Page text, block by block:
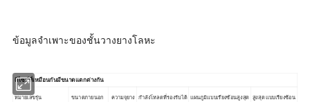
ข้อมูลจำเพาะของชั้นวางยางโลหะ
ดีไซน์ที่เหมือนกันมีขนาดแตกต่างกัน
หมายเลขรุ่น ขนาดภายนอก ความจุยาง กำลังโหลดที่รองรับได้ แผนภูมิแบบเรียงซ้อนสูงสุด สูงสุด แบบเรียงซ้อน